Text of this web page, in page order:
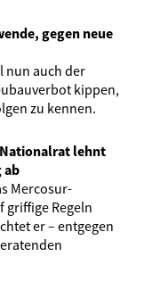
gegen neue
nun auch der
kippen,
zu kennen.
lehnt
ab
Mercosur-
griffige Regeln
er – entgegen